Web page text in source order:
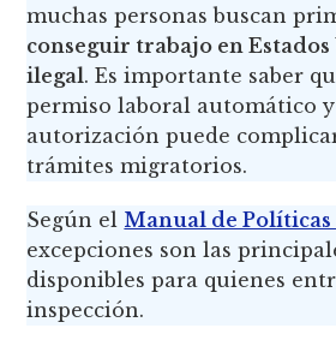
muchas personas buscan
conseguir trabajo en
ilegal. Es importante saber
permiso laboral automático
autorización puede
trámites migratorios.
Según el Manual de Políticas
excepciones son las
disponibles para quienes
inspección.